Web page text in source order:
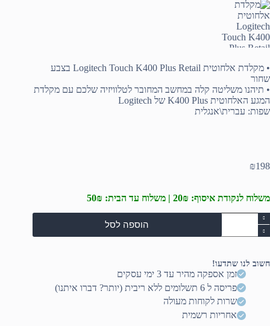
• מקלדת אלחוטית Logitech Touch K400 Plus Retail בצבע
שחור
• תיהנו משליטה קלה במחשב המחובר לטלוויזיה שלכם עם מקלדת
המגע האלחוטית K400 Plus של Logitech
שפות: עברית\אנגלית
₪198
משלוח לנקודת איסוף: 20₪ | משלוח עד הבית: 50₪
כמות
של
מקלדת
Logitech
Touch
הוספה לסל
חשוב לנו שתדעו!
זמן אספקה מהיר עד 3 ימי עסקים
פריסה ל 6 תשלומים ללא ריבית (יותר? דברו איתנו)
שרות לקוחות מעולה
אחריות רשמית